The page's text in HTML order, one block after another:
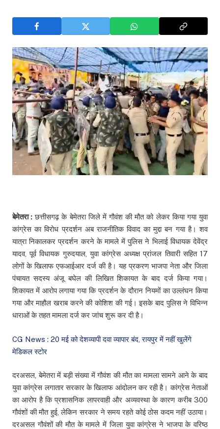
बेमेतरा : छत्तीसगढ़ के बेमेतरा जिले में गौवंश की मौत को लेकर किया गया युवा
कांग्रेस का विरोध प्रदर्शन अब राजनीतिक विवाद का मुद्दा बन गया है। शव
यात्रा निकालकर प्रदर्शन करने के मामले में पुलिस ने भिलाई विधायक देवेंद्र
यादव, पूर्व विधायक गुरुदयाल, युवा कांग्रेस अध्यक्ष प्रांजल तिवारी सहित 17
लोगों के खिलाफ एफआईआर दर्ज की है। यह प्रकरण भाजपा नेता और जिला
पंचायत सदस्य अंजू बघेल की लिखित शिकायत के बाद दर्ज किया गया।
शिकायत में आरोप लगाया गया कि प्रदर्शन के दौरान नियमों का उल्लंघन किया
गया और माहौल खराब करने की कोशिश की गई। इसके बाद पुलिस ने विभिन्न
धाराओं के तहत मामला दर्ज कर जांच शुरू कर दी है।
CG News : 20 मई को देशव्यापी दवा व्यापार बंद, रायपुर में नहीं खुलेंगे
मेडिकल स्टोर
दरअसल, बेमेतरा में बड़ी संख्या में गौवंश की मौत का मामला सामने आने के बाद
युवा कांग्रेस लगातार सरकार के खिलाफ आंदोलन कर रही है। कांग्रेस नेताओं
का आरोप है कि प्रशासनिक लापरवाही और अव्यवस्था के कारण करीब 300
गौवंशों की मौत हुई, लेकिन सरकार ने समय रहते कोई ठोस कदम नहीं उठाया।
दरअसल गौवंशों की मौत के मामले में जिला युवा कांग्रेस ने भाजपा के वरिष्ठ